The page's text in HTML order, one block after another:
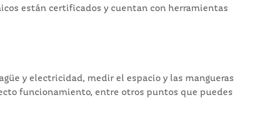
están certificados y cuentan con herramientas
y electricidad, medir el espacio y las mangueras
funcionamiento, entre otros puntos que puedes